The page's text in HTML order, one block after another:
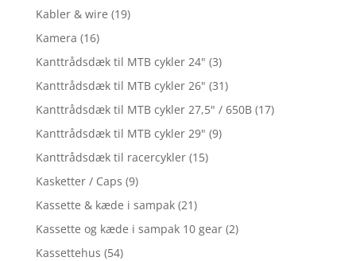
Kabler & wire (19)
Kamera (16)
Kanttrådsdæk til MTB cykler 24" (3)
Kanttrådsdæk til MTB cykler 26" (31)
Kanttrådsdæk til MTB cykler 27,5" / 650B (17)
Kanttrådsdæk til MTB cykler 29" (9)
Kanttrådsdæk til racercykler (15)
Kasketter / Caps (9)
Kassette & kæde i sampak (21)
Kassette og kæde i sampak 10 gear (2)
Kassettehus (54)